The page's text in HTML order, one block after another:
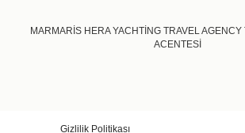
MARMARİS HERA YACHTİNG TRAVEL AGENCY
ACENTESİ
Gizlilik Politikası